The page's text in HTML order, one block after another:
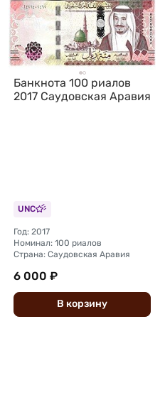
Банкнота 100 риалов
2017 Саудовская Аравия
UNC
Год: 2017
Номинал: 100 риалов
Страна: Саудовская Аравия
6 000 ₽
В корзину